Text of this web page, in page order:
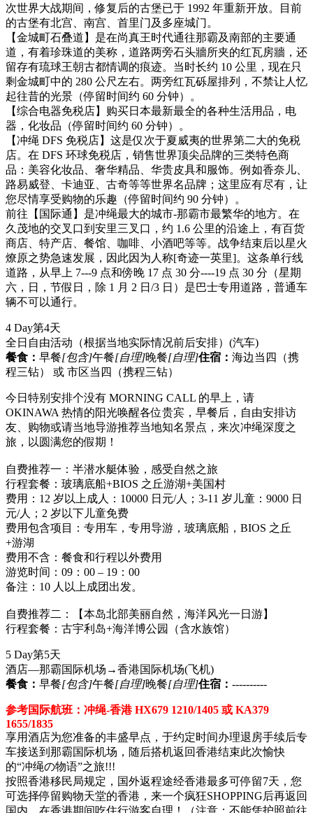
次世界大战期间，修复后的古堡已于 1992 年重新开放。目前
的古堡有北宫、南宫、首里门及多座城门。
【金城町石叠道】是在尚真王时代通往那霸及南部的主要通
道，有着珍珠道的美称，道路两旁石头牆所夹的红瓦房牆，还
留存有琉球王朝古都情调的痕迹。当时长约 10 公里，现在只
剩金城町中的 280 公尺左右。两旁红瓦砾屋排列，不禁让人忆
起往昔的光景（停留时间约 60 分钟）。
【综合电器免税店】购买日本最新最全的各种生活用品，电
器，化妆品（停留时间约 60 分钟）。
【冲绳 DFS 免税店】这是仅次于夏威夷的世界第二大的免税
店。在 DFS 环球免税店，销售世界顶尖品牌的三类特色商
品：美容化妆品、奢华精品、华贵皮具和服饰。例如香奈儿、
路易威登、卡迪亚、古奇等等世界名品牌；这里应有尽有，让
您尽情享受购物的乐趣（停留时间约 90 分钟）。
前往【国际通】是冲绳最大的城市-那霸市最繁华的地方。在
久茂地的交叉口到安里三叉口，约 1.6 公里的沿途上，有百货
商店、特产店、餐馆、咖啡、小酒吧等等。战争结束后以星火
燎原之势急速发展，因此因为人称[奇迹一英里]。这条单行线
道路，从早上 7---9 点和傍晚 17 点 30 分----19 点 30 分（星期
六，日，节假日，除 1 月 2 日/3 日）是巴士专用道路，普通车
辆不可以通行。
4 Day第4天
全日自由活动（根据当地实际情况前后安排） (汽车)
餐食： 早餐[包含]午餐[自理]晚餐[自理]住宿： 海边当四（携
程三钻） 或 市区当四（携程三钻）
今日特别安排个没有 MORNING CALL 的早上，请
OKINAWA 热情的阳光唤醒各位贵宾，早餐后，自由安排访
友、购物或请当地导游推荐当地知名景点，来次冲绳深度之
旅，以圆满您的假期！
自费推荐一：半潜水艇体验，感受自然之旅
行程套餐：玻璃底船+BIOS 之丘游湖+美国村
费用：12 岁以上成人：10000 日元/人；3-11 岁儿童：9000 日
元/人；2 岁以下儿童免费
费用包含项目：专用车，专用导游，玻璃底船，BIOS 之丘
+游湖
费用不含：餐食和行程以外费用
游览时间：09：00 – 19：00
备注：10 人以上成团出发。
自费推荐二：【本岛北部美丽自然，海洋风光一日游】
行程套餐：古宇利岛+海洋博公园（含水族馆）
5 Day第5天
酒店—那霸国际机场→香港国际机场(飞机)
餐食： 早餐[包含]午餐[自理]晚餐[自理]住宿： ----------
参考国际航班：冲绳-香港 HX679 1210/1405 或 KA379
1655/1835
享用酒店为您准备的丰盛早点，于约定时间办理退房手续后专
车接送到那霸国际机场，随后搭机返回香港结束此次愉快
的“冲绳の物语”之旅!!!
按照香港移民局规定，国外返程途经香港最多可停留7天，您
可选择停留购物天堂的香港，来一个疯狂SHOPPING后再返回
国内，在香港期间吃住行游客自理！（注意：不能凭护照前往